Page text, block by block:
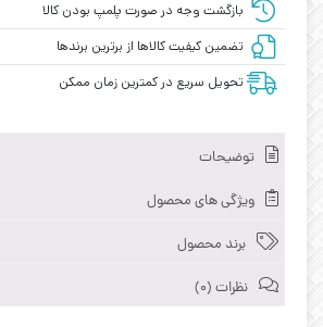
بازگشت وجه در صورت پلمپ بودن کالا
تضمین کیفیت کالاها از برترین برندها
تحویل سریع در کمترین زمان ممکن
توضیحات
ویژگی های محصول
برند محصول
نظرات (0)